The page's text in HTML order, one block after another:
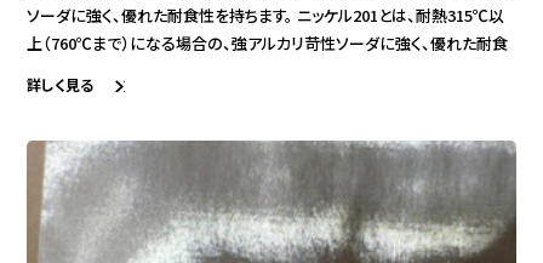
ソーダに強く、優れた耐食性を持ちます。 ニッケル201とは、耐熱315℃以
上（760℃まで）になる場合の、強アルカリ苛性ソーダに強く、優れた耐食
詳しく見る